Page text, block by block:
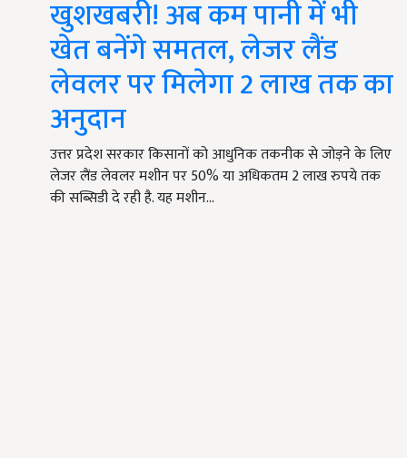
खुशखबरी! अब कम पानी में भी
खेत बनेंगे समतल, लेजर लैंड
लेवलर पर मिलेगा 2 लाख तक का
अनुदान
उत्तर प्रदेश सरकार किसानों को आधुनिक तकनीक से जोड़ने के लिए
लेजर लैंड लेवलर मशीन पर 50% या अधिकतम 2 लाख रुपये तक
की सब्सिडी दे रही है. यह मशीन…